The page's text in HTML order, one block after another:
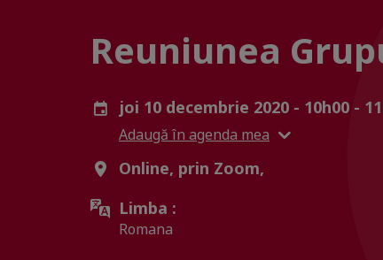
Reuniunea
joi 10 decembrie 2020 - 10h00 -
Adaugă în agenda mea
Online, prin Zoom,
Limba :
Romana